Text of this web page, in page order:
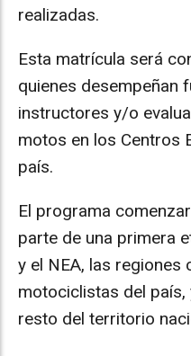
realizadas.
Esta matrícula será
quienes desempeñan
instructores y/o
motos en los Centros
país.
El programa
parte de una primera
y el NEA, las
motociclistas del país,
resto del territorio